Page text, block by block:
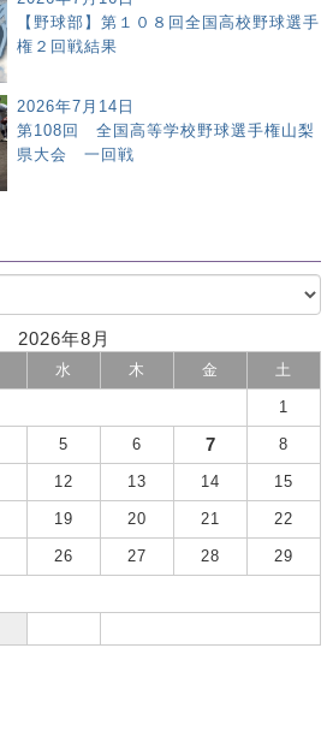
【野球部】第１０８回全国高校野球選手
権２回戦結果
2026年7月14日
第108回 全国高等学校野球選手権山梨
県大会 一回戦
2026年8月
水 木 金 土
1
5 6 7 8
12 13 14 15
19 20 21 22
26 27 28 29